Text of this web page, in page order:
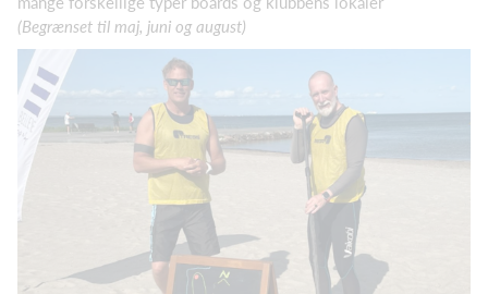
(Begrænset til maj, juni og august)